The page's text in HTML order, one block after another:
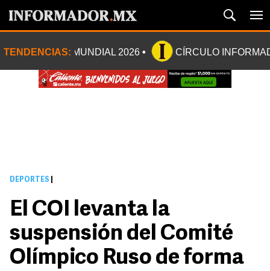
TENDENCIAS: MUNDIAL 2026 CÍRCULO
DEPORTES
El COI levanta la
suspensión del Comité
Olímpico Ruso de forma